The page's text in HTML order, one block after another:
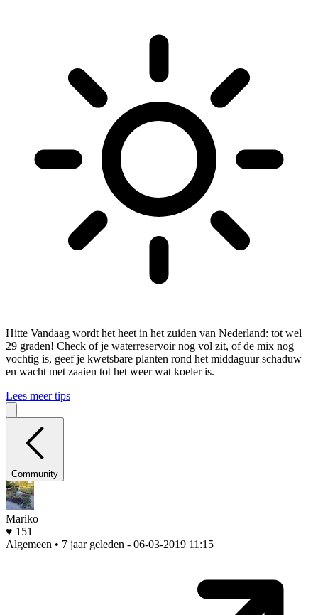
Hitte Vandaag wordt het heet in het zuiden van Nederland: tot wel
29 graden! Check of je waterreservoir nog vol zit, of de mix nog
vochtig is, geef je kwetsbare planten rond het middaguur schaduw
en wacht met zaaien tot het weer wat koeler is.
Lees meer tips
Community
Mariko
♥ 151
Algemeen • 7 jaar geleden - 06-03-2019 11:15